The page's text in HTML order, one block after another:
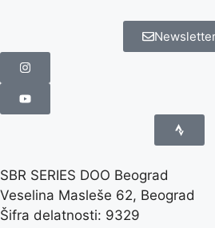
SBR SERIES DOO Beograd
Veselina Masleše 62, Beograd
Šifra delatnosti: 9329